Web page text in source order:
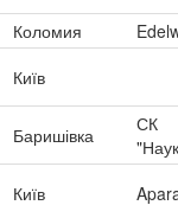
Коломия
Київ
Баришівка
СК
Київ